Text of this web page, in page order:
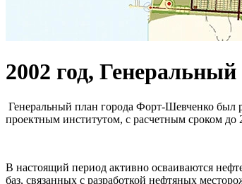
2002 год,
Генеральный план города Форт-Шевченко был
проектным институтом, с расчетным сроком до
В настоящий период активно осваиваются
баз, связанных с разработкой нефтяных